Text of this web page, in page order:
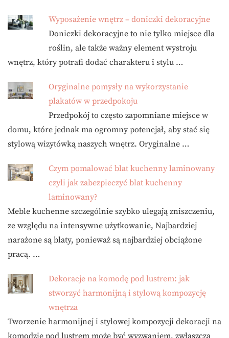
Wyposażenie wnętrz – doniczki dekoracyjne
Doniczki dekoracyjne to nie tylko miejsce dla
roślin, ale także ważny element wystroju
wnętrz, który potrafi dodać charakteru i stylu …
Oryginalne pomysły na wykorzystanie
plakatów w przedpokoju
Przedpokój to często zapomniane miejsce w
domu, które jednak ma ogromny potencjał, aby stać się
stylową wizytówką naszych wnętrz. Oryginalne …
Czym pomalować blat kuchenny laminowany
czyli jak zabezpieczyć blat kuchenny
laminowany?
Meble kuchenne szczególnie szybko ulegają zniszczeniu,
ze względu na intensywne użytkowanie, Najbardziej
narażone są blaty, ponieważ są najbardziej obciążone
pracą. …
Dekoracje na komodę pod lustrem: jak
stworzyć harmonijną i stylową kompozycję
wnętrza
Tworzenie harmonijnej i stylowej kompozycji dekoracji na